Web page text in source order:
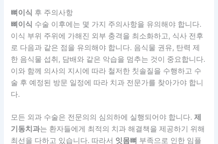
뼈이식 후 주의사항
뼈이식 수술 이후에는 몇 가지 주의사항을 유의해야 합니다.
이식 부위 주위에 가해진 외부 충격을 최소화하고, 식사 전후
로 다음과 같은 점을 유의해야 합니다. 음식물 권유, 탄력 제
한 음식물 섭취, 담배와 같은 악습을 멈추는 것이 중요합니다.
이와 함께 의사의 지시에 따라 철저한 칫솔질을 수행하고 수
술 후 예정된 방문 일정에 따라 치과 전문가를 찾아가야 합니
다.
모든 외과 수술은 전문의의 심의하에 실행되어야 합니다.제
기동치과는 환자들에게 최적의 치과 해결책을 제공하기 위해
최선을 다하고 있습니다. 따라서 잇몸뼈 부족으로 인한 임플